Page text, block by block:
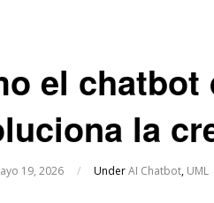
el chatbot
la
19, 2026 / UnderAI Chatbot, UML